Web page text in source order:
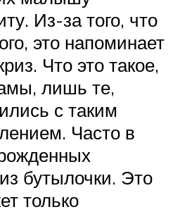
Из-за того, что
это напоминает
Что это такое,
лишь те,
с таким
Часто в
бутылочки. Это
только